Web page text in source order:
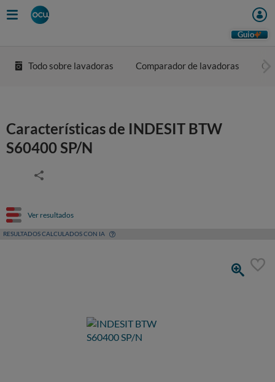
Guio
Todo sobre lavadoras Comparador de lavadoras
Características de INDESIT BTW
S60400 SP/N
Ver resultados
RESULTADOS CALCULADOS CON IA